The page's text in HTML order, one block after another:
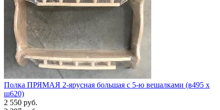
Полка ПРЯМАЯ 2-ярусная большая с 5-ю вешалками (в495 х
ш620)
2 550 руб.